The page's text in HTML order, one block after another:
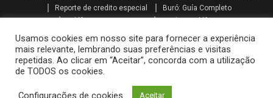
Reporte de credito especial
Buró: Guía Completo
Como se calcula el aguinaldo
Aguinaldo por Ley
Aguinaldo
Como se calcula la prima vacacional
Primas vacacionales
Promociones telcel recargas
Paquetes amigo sin limite
Mi telcel paquetes
Recarga telcel en linea
Walmart facturacion
Usamos cookies em nosso site para fornecer a experiência
mais relevante, lembrando suas preferências e visitas
repetidas. Ao clicar em “Aceitar”, concorda com a utilização
de TODOS os cookies.
Configurações de cookies Aceitar